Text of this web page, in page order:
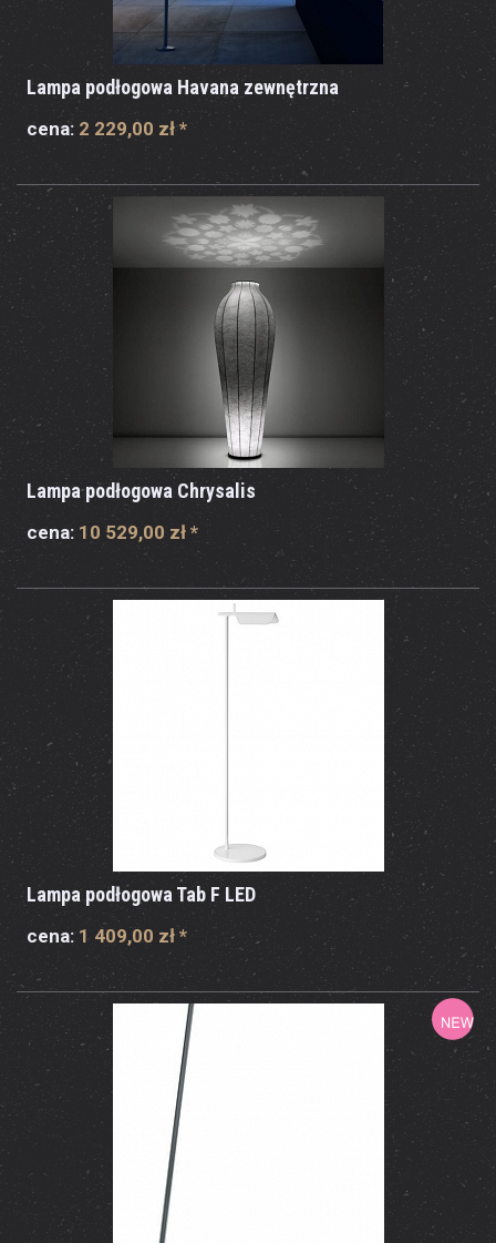
Lampa podłogowa Havana zewnętrzna
cena: 2 229,00 zł*
Lampa podłogowa Chrysalis
cena: 10 529,00 zł *
Lampa podłogowa Tab F LED
cena: 1 409,00 zł *